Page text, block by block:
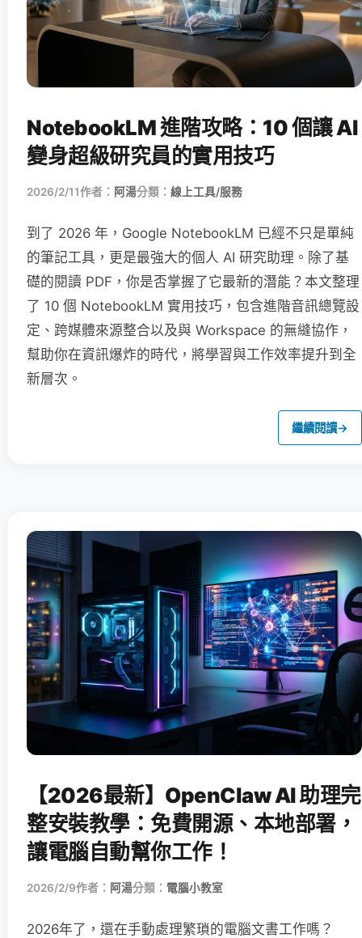
NotebookLM 進階攻略：10 個讓 AI
變身超級研究員的實用技巧
2026/2/11作者： 阿湯分類： 線上工具/服務
到了 2026 年，Google NotebookLM 已經不只是單純
的筆記工具，更是最強大的個人 AI 研究助理。除了基
礎的閱讀 PDF，你是否掌握了它最新的潛能？本文整理
了 10 個 NotebookLM 實用技巧，包含進階音訊總覽設
定、跨媒體來源整合以及與 Workspace 的無縫協作，
幫助你在資訊爆炸的時代，將學習與工作效率提升到全
新層次。
繼續閱讀→
【2026最新】OpenClaw AI 助理完
整安裝教學：免費開源、本地部署，
讓電腦自動幫你工作！
2026/2/9作者： 阿湯分類： 電腦小教室
2026年了，還在手動處理繁瑣的電腦文書工作嗎？